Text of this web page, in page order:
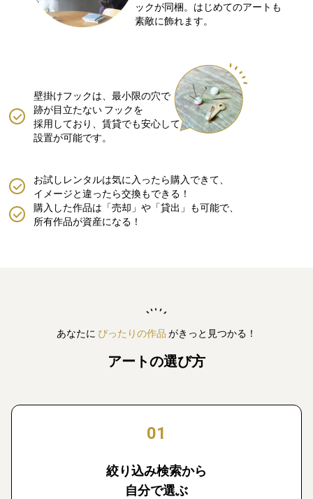
ックが同梱。はじめてのアートも
素敵に飾れます。
壁掛けフックは、最小限の穴で
跡が目立たない フックを
採用しており、賃貸でも安心して
設置が可能です。
購入した作品は「売却」や「貸出」も可能で、
所有作品が資産になる！
お試しレンタルは気に入ったら購入できて、
イメージと違ったら交換もできる！
あなたに ぴったりの作品 がきっと見つかる！
アートの選び方
01
絞り込み検索から
自分で選ぶ